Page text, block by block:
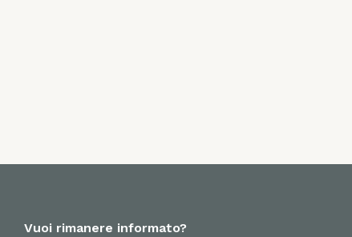
Vuoi rimanere informato?